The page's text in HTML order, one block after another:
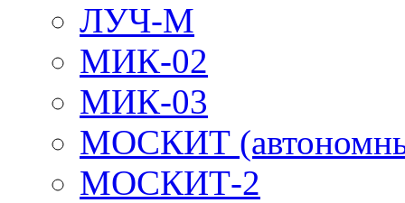
ЛУЧ-М
МИК-02
МИК-03
МОСКИТ
МОСКИТ-2